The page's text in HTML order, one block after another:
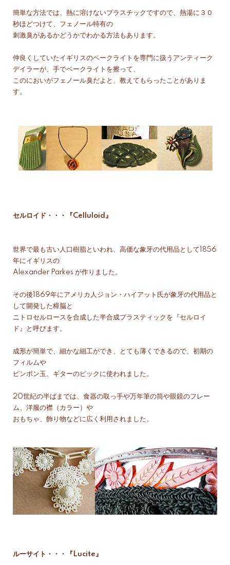
簡単な方法では、熱に溶けないプラスチックですので、熱湯に３０
秒ほどつけて、フェノール特有の
刺激臭があるかどうかでわかる方法もあります。
仲良くしていたイギリスのベークライトを専門に扱うアンティーク
デイラーが、手でベークライトを擦って、
このにおいがフェノール臭だよと、教えてもらったことがありま
す。
セルロイド・・・『Celluloid』
世界で最も古い人口樹脂といわれ、高価な象牙の代用品として1856
年にイギリスの
Alexander Parkes が作りました。
その後1869年にアメリカ人ジョン・ハイアット氏が象牙の代用品と
して開発した樟脳と
ニトロセルロースを合成した半合成プラスティックを『セルロイ
ド』と呼びます。
成形が簡単で、細かな細工ができ、とても薄くできるので、初期の
フィルムや
ピンポン玉、ギターのピックに使われました。
20世紀の半ばまでは、食器の取っ手や万年筆の筒や眼鏡のフレー
ム、洋服の襟（カラー）や
おもちゃ、飾り物などに広く利用されました。
ルーサイト・・・『Lucite』